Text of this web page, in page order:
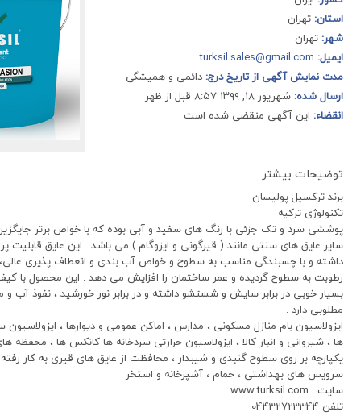
استان: تهران
شهر: تهران
ایمیل: turksil.sales@gmail.com
مدت نمایش آگهی از تاریخ درج: دائمی و همیشگی
ارسال شده: شهریور ۱۸, ۱۳۹۹ ۸:۵۷ قبل از ظهر
انقضاء: این آگهی منقضی شده است
توضیحات بیشتر
برند ترکسیل پولیسان
تکنولوژی ترکیه
پوششی سرد و تک جزئی با رنگ های سفید و آبی بوده که با خواص برتر
سایر عایق های سنتی مانند ( قیرگونی و ایزوگام ) می باشد . این عایق قابلیت
داشته و با چسبندگی مناسب به سطوح و خواص آب بندی و انعطاف پذیری
رطوبت به سطوح گردیده و عمر ساختمان را افزایش می دهد . این محصول با
بسیار خوبی در برابر سایش و شستشو داشته و در برابر نور خورشید ، نفوذ آب و
مطلوبی دارد .
ایزولاسیون بام منازل مسکونی ، مدارس ، اماکن عمومی و دیوارها ،
ها ، شیروانی و انبار کالا ، ایزولاسیون حرارتی سردخانه ها کانکس ها ، محفظه
یکپارچه بر روی سطوح گنبدی و شیبدار ، محافظت از عایق های قیری به کار
سرویس های بهداشتی ، حمام ، آشپزخانه و استخر
سایت : www.turksil.com
تلفن 04432723344